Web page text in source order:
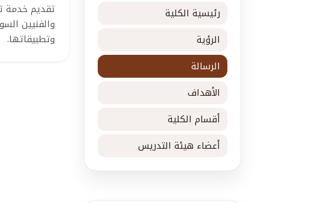
رئيسية الكلية
الرؤية
الرسالة
الأهداف
أقسام الكلية
أعضاء هيئة التدريس
تقديم خدمة
والفنيين
وتطبيقاتها.